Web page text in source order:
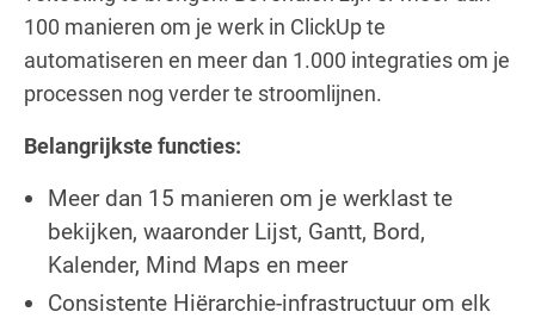
100 manieren om je werk in ClickUp te
automatiseren en meer dan 1.000 integraties om je
processen nog verder te stroomlijnen.
Belangrijkste functies:
Meer dan 15 manieren om je werklast te
bekijken, waaronder Lijst, Gantt, Bord,
Kalender, Mind Maps en meer
Consistente Hiërarchie-infrastructuur om elk